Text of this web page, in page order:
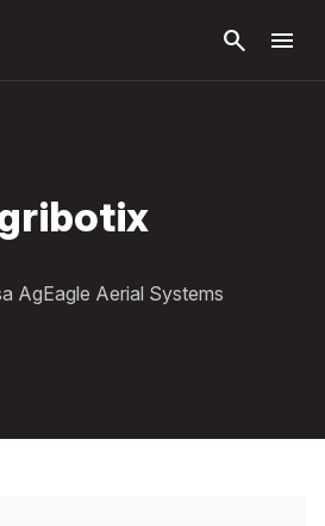
search menu
AgEagle Aerial Systems